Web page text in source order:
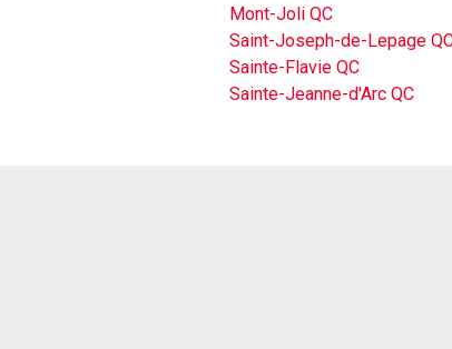
Mont-Joli QC
Saint-Joseph-de-Lepage
Sainte-Flavie QC
Sainte-Jeanne-d'Arc QC